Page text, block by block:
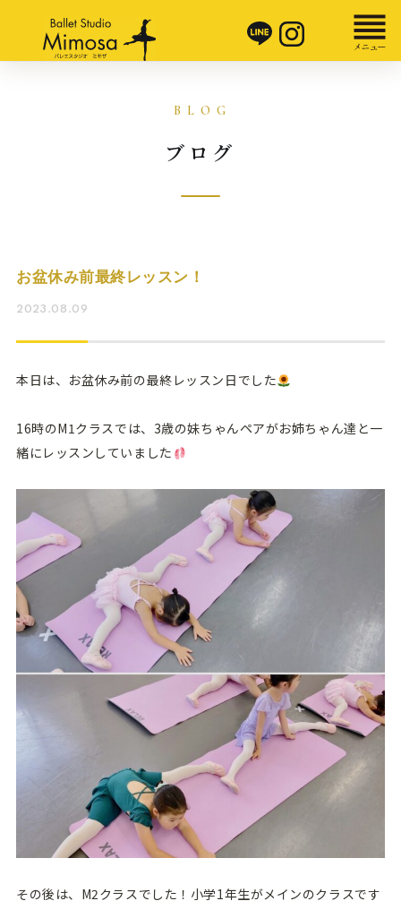
ブログ
お盆休み前最終レッスン！
2023.08.09
本日は、お盆休み前の最終レッスン日でした
16時のM1クラスでは、3歳の妹ちゃんペアがお姉ちゃん達と一
緒にレッスンしていました
その後は、M2クラスでした！小学1年生がメインのクラスです